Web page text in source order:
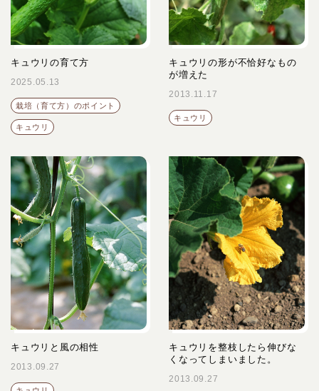
キュウリの育て方
2025.05.13
栽培（育て方）のポイント
キュウリ
キュウリの形が不恰好なもの
が増えた
2013.11.17
キュウリ
キュウリと風の相性
2013.09.27
キュウリを整枝したら伸びな
くなってしまいました。
2013.09.27